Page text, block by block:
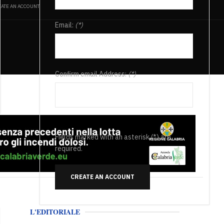
AN ACCOUNT
Email: (*)
Confirm email Address:(*)
Fields marked with an asterisk (*) are
required.
CREATE AN ACCOUNT
L'EDITORIALE